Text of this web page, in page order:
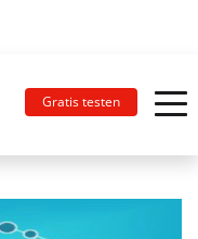
Gratis testen